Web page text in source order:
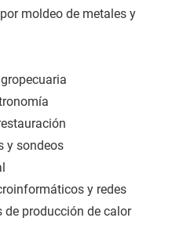
moldeo de metales y
y sondeos
y redes
producción de calor